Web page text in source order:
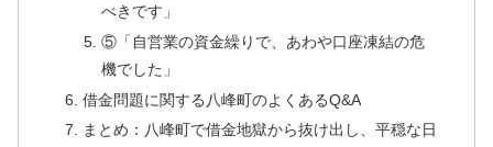
べきです」
⑤「自営業の資金繰りで、あわや口座凍結の危
機でした」
借金問題に関する八峰町のよくあるQ&A
まとめ：八峰町で借金地獄から抜け出し、平穏な日